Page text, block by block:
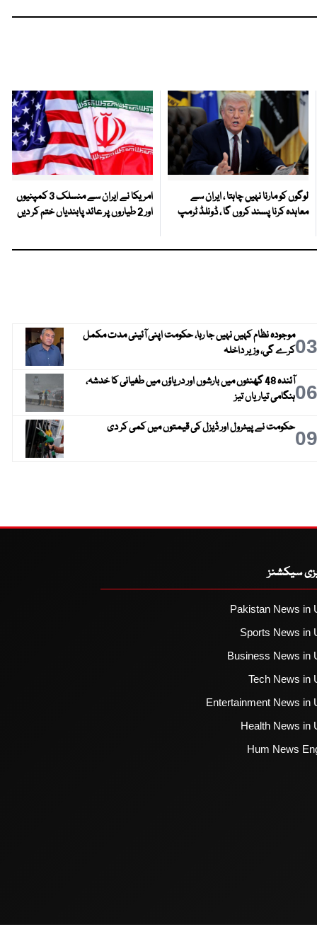
لوگوں کو مارنا نہیں چاہتا ، ایران سے
معاہدہ کرنا پسند کروں گا ، ڈونلڈ ٹرمپ
امریکا نے ایران سے منسلک 3 کمپنیوں
اور 2 طیاروں پر عائد پابندیاں ختم کر دیں
03موجودہ نظام کہیں نہیں جا رہا، حکومت اپنی آئینی مدت مکمل
کرے گی، وزیر داخلہ
06
آئندہ 48 گھنٹوں میں بارشوں اور دریاؤں میں طغیانی کا خدشہ،
ہنگامی تیاریاں تیز
09حکومت نے پیٹرول اور ڈیزل کی قیمتوں میں کمی کر دی
سیکشنز
Pakistan News in
Sports News in
Business News in
Tech News in
Entertainment News in
Health News in
Hum News